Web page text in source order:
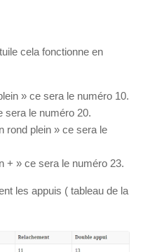
cela fonctionne en
» ce sera le numéro 10.
sera le numéro 20.
rond plein » ce sera le
+ » ce sera le numéro 23.
les appuis ( tableau de la